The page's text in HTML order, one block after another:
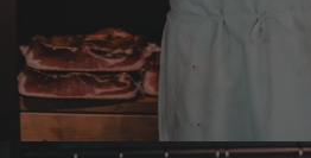
Markus
Verifizierter Kunde
Hervorragende